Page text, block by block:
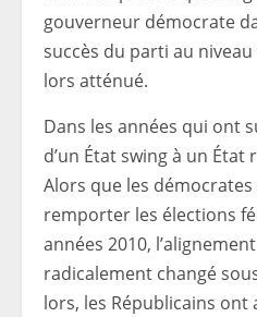
gouverneur démocrate
succès du parti au niveau
lors atténué.
Dans les années qui ont
d’un État swing à un
Alors que les
remporter les élections
années 2010,
radicalement changé
lors, les Républicains ont